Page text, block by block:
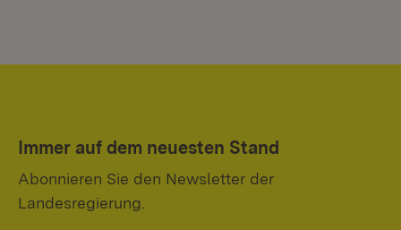
Immer auf dem neuesten Stand
Abonnieren Sie den Newsletter der
Landesregierung.